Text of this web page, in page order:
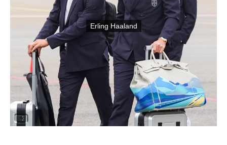
Erling Haaland